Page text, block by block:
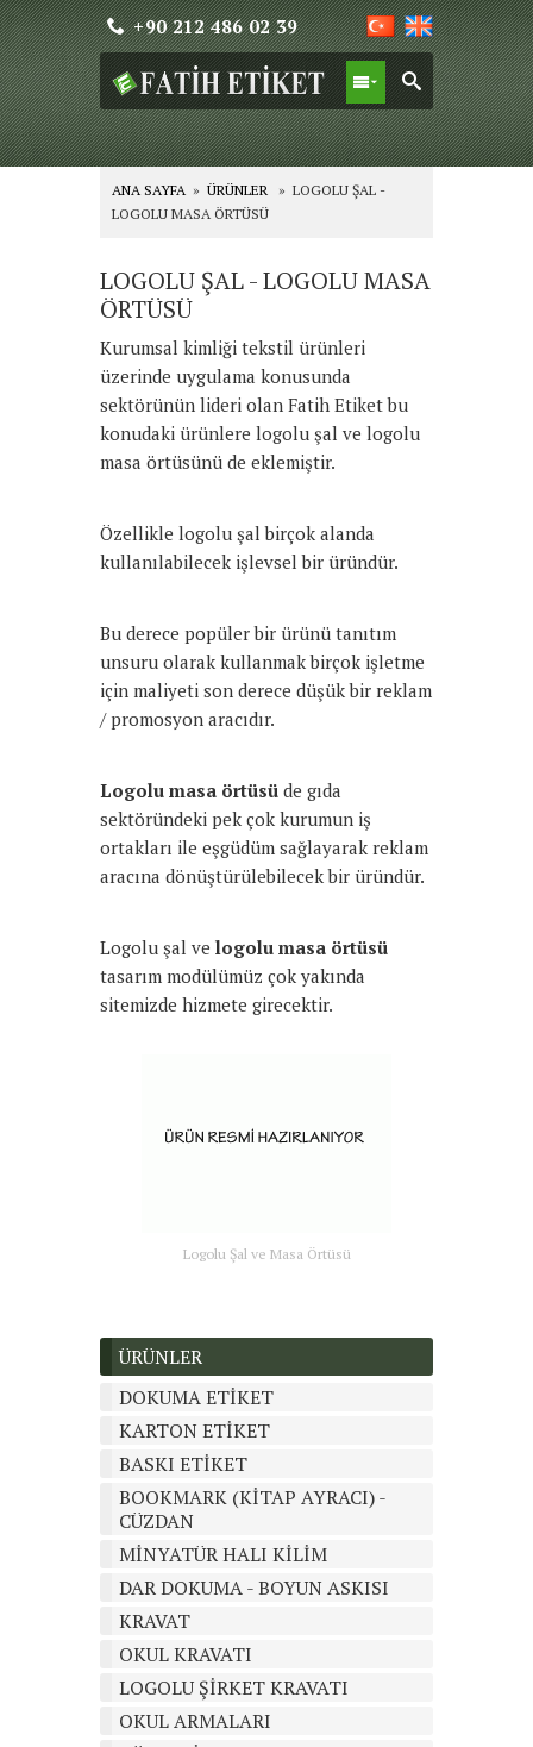
+90 212 486 02 39
ANA SAYFA » ÜRÜNLER » LOGOLU ŞAL -
LOGOLU MASA ÖRTÜSÜ
LOGOLU ŞAL - LOGOLU MASA
ÖRTÜSÜ
Kurumsal kimliği tekstil ürünleri
üzerinde uygulama konusunda
sektörünün lideri olan Fatih Etiket bu
konudaki ürünlere logolu şal ve logolu
masa örtüsünü de eklemiştir.
Özellikle logolu şal birçok alanda
kullanılabilecek işlevsel bir üründür.
Bu derece popüler bir ürünü tanıtım
unsuru olarak kullanmak birçok işletme
için maliyeti son derece düşük bir reklam
/ promosyon aracıdır.
Logolu masa örtüsü de gıda
sektöründeki pek çok kurumun iş
ortakları ile eşgüdüm sağlayarak reklam
aracına dönüştürülebilecek bir üründür.
Logolu şal ve logolu masa örtüsü
tasarım modülümüz çok yakında
sitemizde hizmete girecektir.
Logolu Şal ve Masa Örtüsü
ÜRÜNLER
DOKUMA ETİKET
KARTON ETİKET
BASKI ETİKET
BOOKMARK (KİTAP AYRACI) -
CÜZDAN
MİNYATÜR HALI KİLİM
DAR DOKUMA - BOYUN ASKISI
KRAVAT
OKUL KRAVATI
LOGOLU ŞİRKET KRAVATI
OKUL ARMALARI